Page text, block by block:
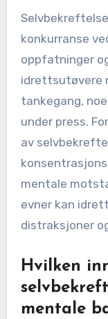
konkurranse
oppfatninger
idrettsutøvere
tankegang,
under press.
av
mentale
evner kan
distraksjoner
Hvilken
mentale